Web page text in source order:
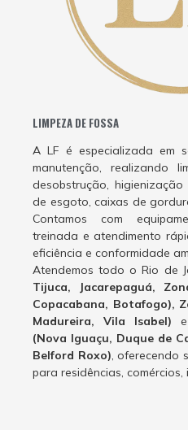
LIMPEZA DE FOSSA
A LF é especializada em
manutenção, realizando
desobstrução,
de esgoto, caixas de
Contamos com
treinada e atendimento
eficiência e conformidade
Atendemos todo o Rio de
Tijuca, Jacarepaguá,
Copacabana, Botafogo),
Madureira, Vila Isabel)
(Nova Iguaçu, Duque de
Belford Roxo), oferecendo
para residências,